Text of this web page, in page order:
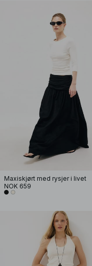
Maxiskjørt med rysjer i livet
NOK 659